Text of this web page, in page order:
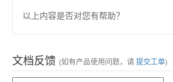
以上内容是否对您有帮助？
文档反馈 (如有产品使用问题，请提交工单)